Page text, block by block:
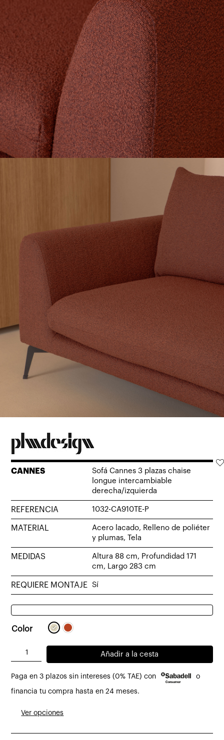
CANNES
Sofá Cannes 3 plazas chaise
longue intercambiable
derecha/izquierda
REFERENCIA 1032-CA910TE-P
MATERIAL
Acero lacado, Relleno de poliéter
y plumas, Tela
MEDIDAS
Altura 88 cm, Profundidad 171
cm, Largo 283 cm
REQUIERE MONTAJE Sí
Color
Sofá
3
plazas
intercambiable
Añadir a la cesta
Paga en 3 plazos sin intereses (0% TAE) con o
financia tu compra hasta en 24 meses.
Ver opciones